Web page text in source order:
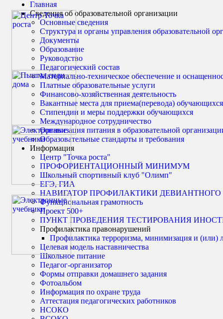
Главная
Сведения об образовательной организации
Основные сведения
Структура и органы управления образовательной
Документы
Образование
Руководство
Педагогический состав
Материально-техническое обеспечение и
Платные образовательные услуги
Финансово-хозяйственная деятельность
Вакантные места для приема(перевода) обучающихся
Стипендии и меры поддержки обучающихся
Международное сотрудничество
Организация питания в образовательной
Образовательные стандарты и требования
Информация
Центр "Точка роста"
ПРОФОРИЕНТАЦИОННЫЙ МИНИМУМ
Школьный спортивный клуб "Олимп"
ЕГЭ, ГИА
НАВИГАТОР ПРОФИЛАКТИКИ
Функциональная грамотность
Проект 500+
ПУНКТ ПРОВЕДЕНИЯ ТЕСТИРОВАНИЯ
Профилактика правонарушений
Профилактика терроризма, минимизация и (или)
Целевая модель наставничества
Школьное питание
Педагог-организатор
Формы отправки домашнего задания
Фотоальбом
Информация по охране труда
Аттестация педагогических работников
НСОКО